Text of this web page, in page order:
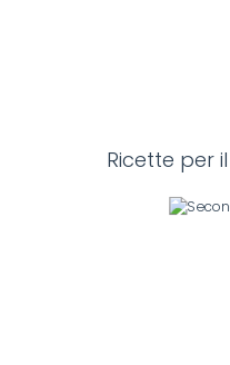
Ricette per